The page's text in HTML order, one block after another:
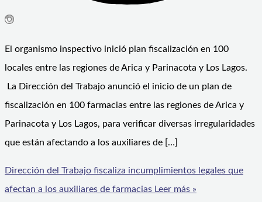
El organismo inspectivo inició plan fiscalización en 100
locales entre las regiones de Arica y Parinacota y Los Lagos.
La Dirección del Trabajo anunció el inicio de un plan de
fiscalización en 100 farmacias entre las regiones de Arica y
Parinacota y Los Lagos, para verificar diversas irregularidades
que están afectando a los auxiliares de […]
Dirección del Trabajo fiscaliza incumplimientos legales que
afectan a los auxiliares de farmacias Leer más »